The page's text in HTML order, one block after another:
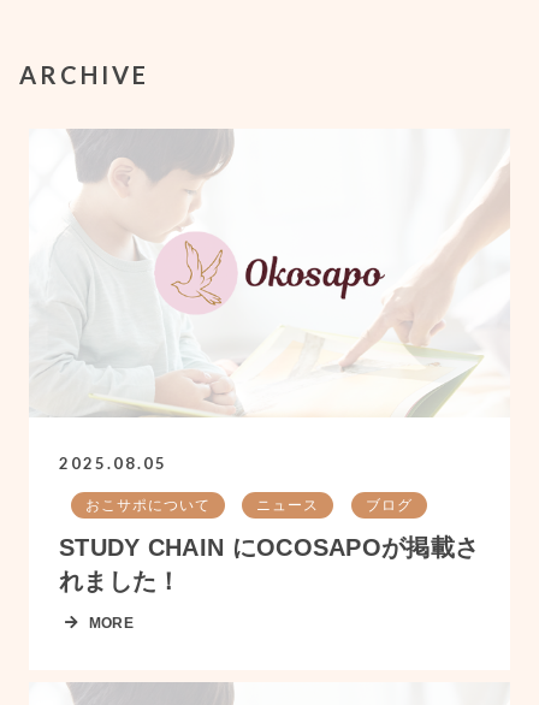
ARCHIVE
2025.08.05
おこサポについて ニュース ブログ
STUDY CHAIN にOCOSAPOが掲載さ
れました！
MORE